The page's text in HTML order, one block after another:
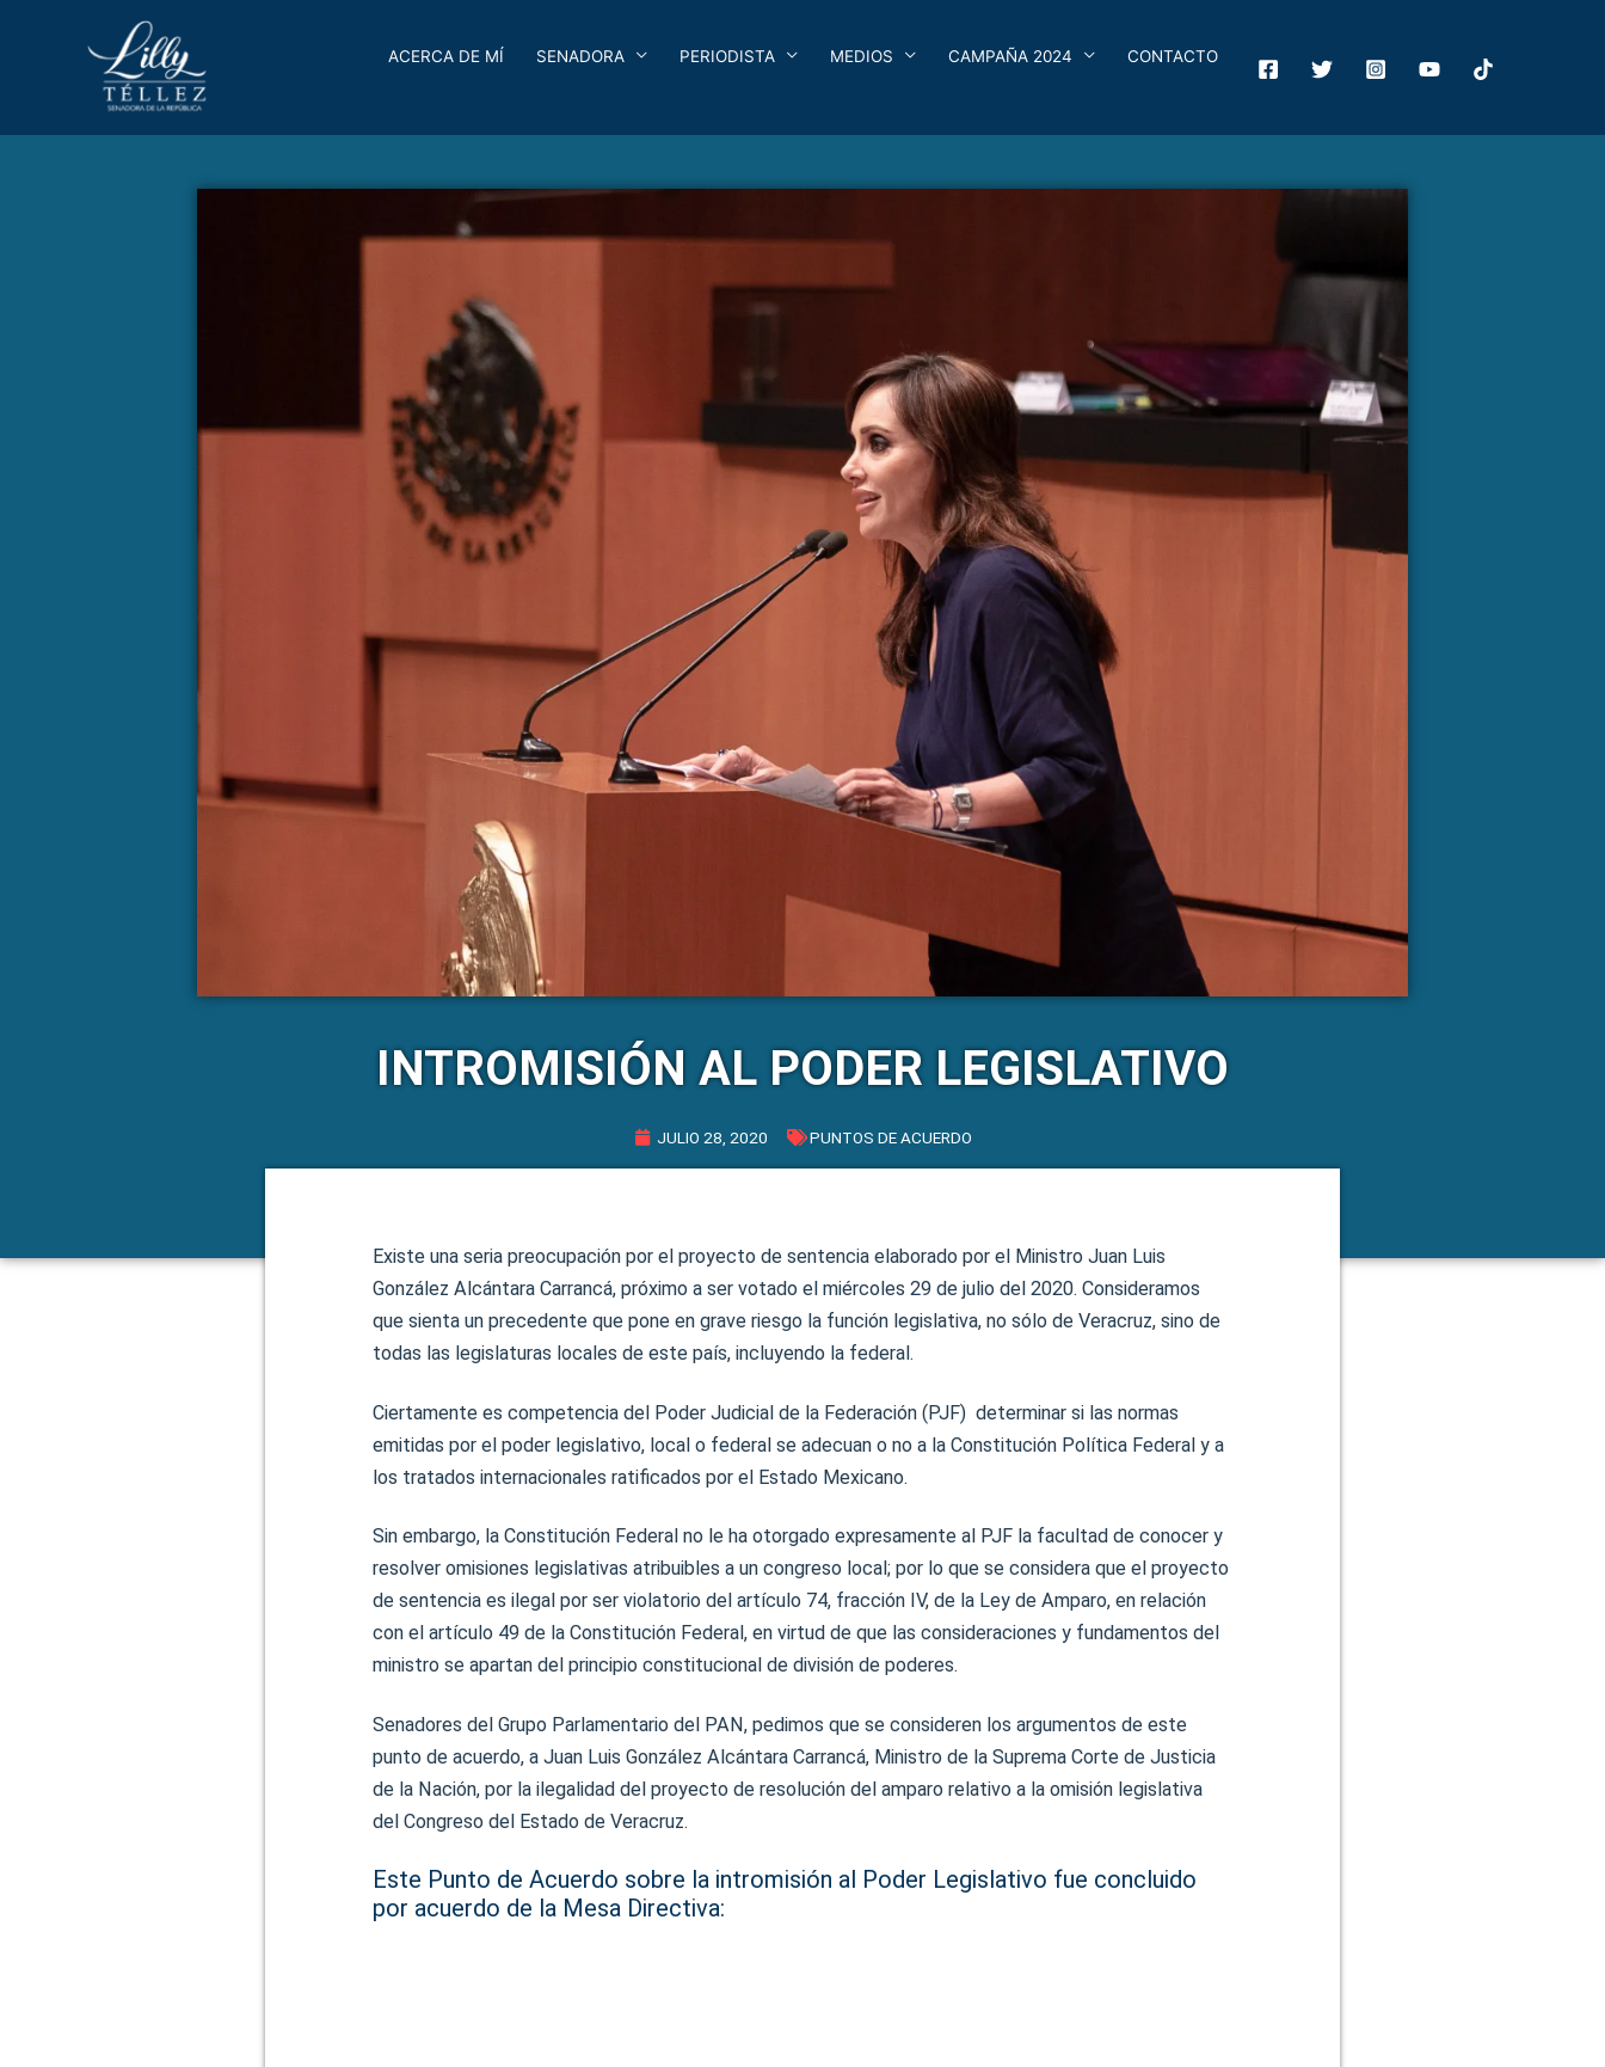
ACERCA DE MÍ SENADORA PERIODISTA MEDIOS CAMPAÑA 2024 CONTACTO
INTROMISIÓN AL PODER LEGISLATIVO
JULIO 28, 2020 PUNTOS DE ACUERDO
Existe una seria preocupación por el proyecto de sentencia elaborado por el Ministro Juan Luis
González Alcántara Carrancá, próximo a ser votado el miércoles 29 de julio del 2020. Consideramos
que sienta un precedente que pone en grave riesgo la función legislativa, no sólo de Veracruz, sino de
todas las legislaturas locales de este país, incluyendo la federal.
Ciertamente es competencia del Poder Judicial de la Federación (PJF) determinar si las normas
emitidas por el poder legislativo, local o federal se adecuan o no a la Constitución Política Federal y a
los tratados internacionales ratificados por el Estado Mexicano.
Sin embargo, la Constitución Federal no le ha otorgado expresamente al PJF la facultad de conocer y
resolver omisiones legislativas atribuibles a un congreso local; por lo que se considera que el proyecto
de sentencia es ilegal por ser violatorio del artículo 74, fracción IV, de la Ley de Amparo, en relación
con el artículo 49 de la Constitución Federal, en virtud de que las consideraciones y fundamentos del
ministro se apartan del principio constitucional de división de poderes.
Senadores del Grupo Parlamentario del PAN, pedimos que se consideren los argumentos de este
punto de acuerdo, a Juan Luis González Alcántara Carrancá, Ministro de la Suprema Corte de Justicia
de la Nación, por la ilegalidad del proyecto de resolución del amparo relativo a la omisión legislativa
del Congreso del Estado de Veracruz.
Este Punto de Acuerdo sobre la intromisión al Poder Legislativo fue concluido
por acuerdo de la Mesa Directiva: